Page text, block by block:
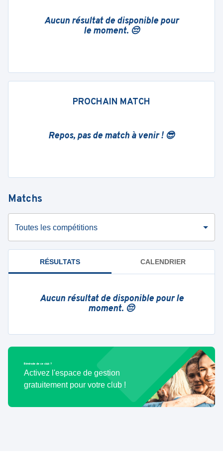
Aucun résultat de disponible pour
le moment. 😔
PROCHAIN MATCH
Repos, pas de match à venir ! 😎
Matchs
Toutes les compétitions
RÉSULTATS CALENDRIER
Aucun résultat de disponible pour le
moment. 😔
Bénévole de ce club ?
Activez l'espace de gestion
gratuitement pour votre club !